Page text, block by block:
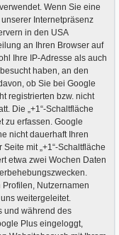
Wenn Sie eine
Internetpräsenz
in den USA
an Ihren Browser auf
Ihre IP-Adresse als auch
haben, an den
ob Sie bei Google
registrierten bzw. nicht
Die „+1“-Schaltfläche
zu erfassen. Google
nicht dauerhaft Ihren
mit „+1“-Schaltfläche
etwa zwei Wochen Daten
Nutzernamen
weitergeleitet.
und während des
Plus eingeloggt,